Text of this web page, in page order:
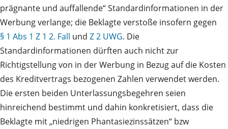
prägnante und auffallende“ Standardinformationen in der
Werbung verlange; die Beklagte verstoße insofern gegen
§ 1 Abs 1 Z 1 2. Fall und Z 2 UWG. Die
Standardinformationen dürften auch nicht zur
Richtigstellung von in der Werbung in Bezug auf die Kosten
des Kreditvertrags bezogenen Zahlen verwendet werden.
Die ersten beiden Unterlassungsbegehren seien
hinreichend bestimmt und dahin konkretisiert, dass die
Beklagte mit „niedrigen Phantasiezinssätzen“ bzw